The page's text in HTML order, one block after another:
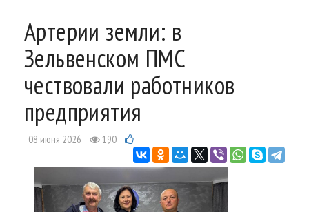
Артерии земли: в
Зельвенском ПМС
чествовали работников
предприятия
08 июня 2026 190